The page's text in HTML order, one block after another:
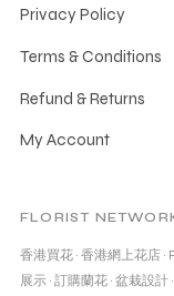
Privacy Policy
Terms & Conditions
Refund & Returns
My Account
FLORIST
香港買花· 香港網上花店·
展示· 訂購蘭花· 盆栽設計·